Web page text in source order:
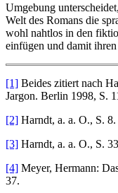
Umgebung
Welt des Romans die
wohl nahtlos in den
einfügen und damit
[1] Beides zitiert nach
Jargon. Berlin 1998, S.
[2] Harndt, a. a. O., S. 8.
[3] Harndt, a. a. O., S.
[4] Meyer, Hermann:
37.